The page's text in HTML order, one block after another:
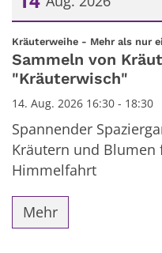
Datum: 14. August
Kräuterweihe - Mehr als nur
Sammeln von
"Kräuterwisch"
14. Aug. 2026 16:30 - 18:30
Spannender
Kräutern und Blumen
Himmelfahrt
Mehr